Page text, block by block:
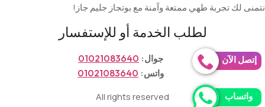
نتمنى لك تجربة طهي ممتعة وآمنة مع بوتجاز جليم جاز !
لطلب الخدمة أو للإستفسار
جوال: 01021083640
واتس: 01021083640
All rights reserved
إتصل الآن
واتساب